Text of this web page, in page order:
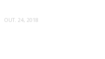
OUT. 24, 2018